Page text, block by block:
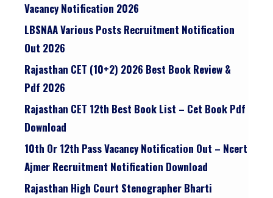
Vacancy Notification 2026
LBSNAA Various Posts Recruitment Notification
Out 2026
Rajasthan CET (10+2) 2026 Best Book Review &
Pdf 2026
Rajasthan CET 12th Best Book List – Cet Book Pdf
Download
10th Or 12th Pass Vacancy Notification Out – Ncert
Ajmer Recruitment Notification Download
Rajasthan High Court Stenographer Bharti